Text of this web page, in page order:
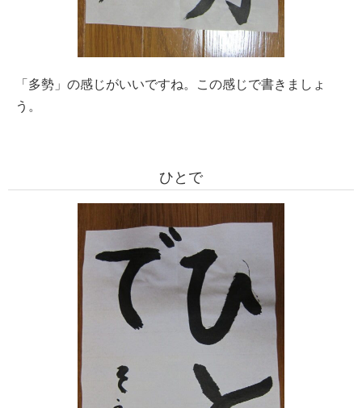
「多勢」の感じがいいですね。この感じで書きましょ
う。
ひとで